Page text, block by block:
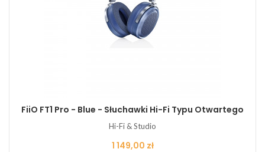
FiiO FT1 Pro - Blue - Słuchawki Hi-Fi Typu Otwartego
Hi-Fi & Studio
Cena
1 149,00 zł